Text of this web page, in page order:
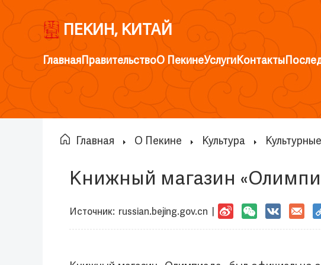
ПЕКИН, КИТАЙ
ГлавнаяПравительствоО ПекинеУслугиКонтакты
Главная О Пекине Культура
Книжный магазин
Источник: russian.bejing.gov.cn